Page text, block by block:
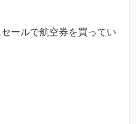
ールで航空券を買ってい